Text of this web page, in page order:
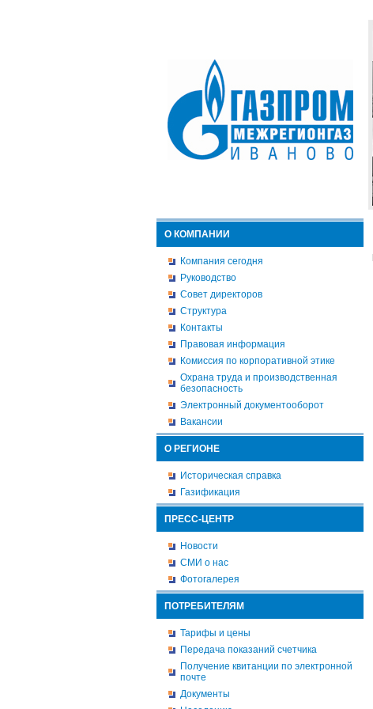
О КОМПАНИИ
Компания сегодня
Руководство
Совет директоров
Структура
Контакты
Правовая информация
Комиссия по корпоративной этике
Охрана труда и производственная
безопасность
Электронный документооборот
Вакансии
О РЕГИОНЕ
Историческая справка
Газификация
ПРЕСС-ЦЕНТР
Новости
СМИ о нас
Фотогалерея
ПОТРЕБИТЕЛЯМ
Тарифы и цены
Передача показаний счетчика
Получение квитанции по электронной
почте
Документы